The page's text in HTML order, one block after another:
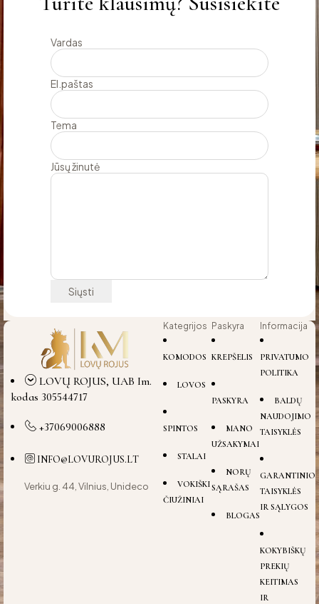
Vardas
El.paštas
Tema
Jūsų žinutė
Kategrijos
KOMODOS
LOVOS
SPINTOS
STALAI
VOKIŠKI
ČIUŽINIAI
Paskyra
KREPŠELIS
PASKYRA
MANO
UŽSAKYMAI
NORŲ
SĄRAŠAS
BLOGAS
Informacija
PRIVATUMO
POLITIKA
BALDŲ
NAUDOJIMO
TAISYKLĖS
GARANTINIO
TAISYKLĖS
IR SĄLYGOS
KOKYBIŠKŲ
PREKIŲ
KEITIMAS
IR
LOVŲ ROJUS, UAB Im.
kodas 305544717
+37069006888
INFO@LOVUROJUS.LT
Verkiu g. 44, Vilnius, Unideco